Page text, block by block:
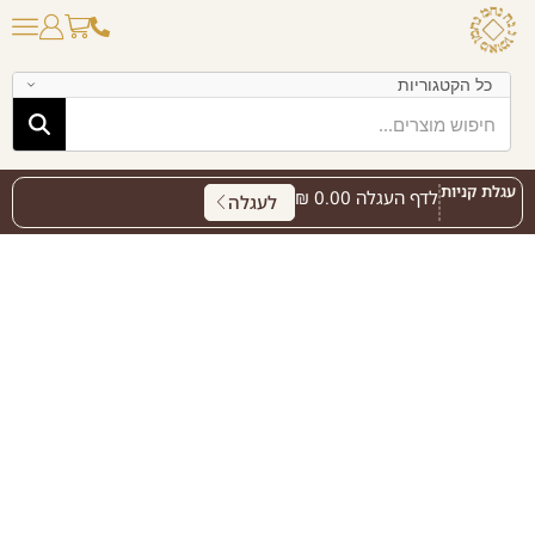
עגלת קניותלדף העגלה ₪ 0.00 לעגלה